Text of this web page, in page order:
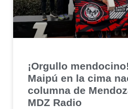
¡Orgullo
Maipú en la cima
columna de
MDZ Radio